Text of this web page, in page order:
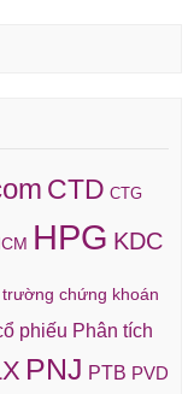
CTD CTG
HPG KDC
chứng khoán
phiếu Phân tích
PNJ PTB PVD